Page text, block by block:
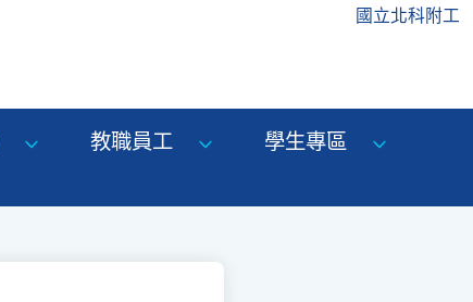
國立北科附工
教職員工
學生專區